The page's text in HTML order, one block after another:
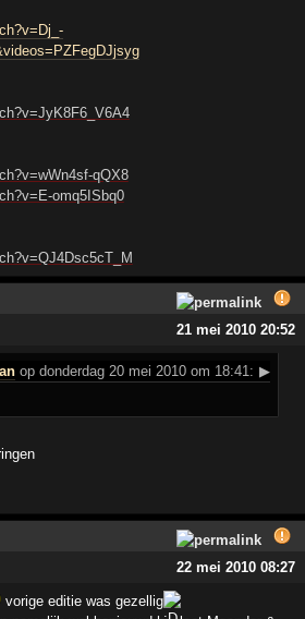
qQX8
omq5ISbq0
21 mei 2010 20:52
op donderdag 20 mei 2010 om 18:41: ▶
22 mei 2010 08:27
vorige editie was gezellig